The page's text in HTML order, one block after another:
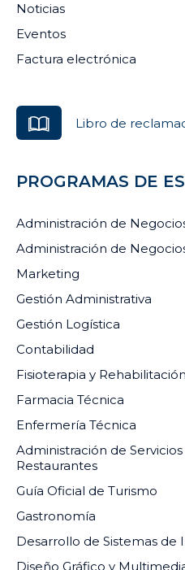
Noticias
Eventos
Factura electrónica
Libro de
PROGRAMAS DE
Administración de
Administración de
Marketing
Gestión Administrativa
Gestión Logística
Contabilidad
Fisioterapia y Rehabilitación
Farmacia Técnica
Enfermería Técnica
Administración de
Restaurantes
Guía Oficial de Turismo
Gastronomía
Desarrollo de Sistemas de
Diseño Gráfico y